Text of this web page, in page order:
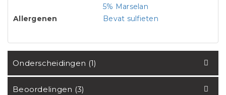
5% Marselan
Allergenen
Bevat sulfieten
Onderscheidingen (1)
Beoordelingen (3)